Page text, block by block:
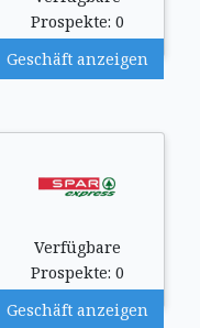
Prospekte: 0
Geschäft anzeigen
Verfügbare
Prospekte: 0
Geschäft anzeigen